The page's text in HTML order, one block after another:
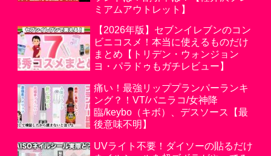
ミアムアウトレット】
【2026年版】セブンイレブンのコン
ビニコスメ！本当に使えるものだけ
まとめ【トリデン・ウォンジョン
ヨ・パラドゥもガチレビュー】
痛い！最強リッププランパーランキ
ング？！VT/バニラコ/女神降
臨/keybo（キボ）、デスソース【最
後意味不明】
UVライト不要！ダイソーの貼るだけ